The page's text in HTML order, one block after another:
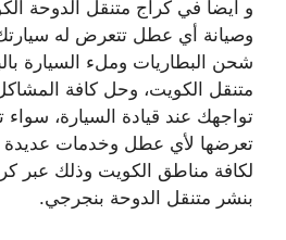
و أيضا في كراج متنقل الدوحة
وصيانة أي عطل تتعرض له
شحن البطاريات وملء السيارة
متنقل الكويت، وحل كافة
تواجهك عند قيادة السيارة، سواء
تعرضها لأي عطل وخدمات عديدة
لكافة مناطق الكويت وذلك عبر
بنشر متنقل الدوحة بنجرجي.